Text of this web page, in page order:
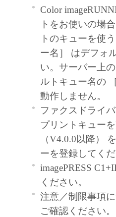
す。）との間の
お客様は、『同
点、または「本
をもって、本契
お客様が本契約
ア」を使用する
１．許諾
(1) キヤノンは、
のために、「キ
通じ接続される
と言います。）
契約書において
の記憶媒体上に
ターにおいて表
実行することの
Color
トをお使いの場
トのキューを使
ー名］ はデフォ
い。サーバー上
ルトキュー名の
動作しません。
ファクスドライ
プリントキュー
（V4.0.0以降）
ーを登録してくだ
imagePRESS
ください。
注意／制限事項
ご確認ください。